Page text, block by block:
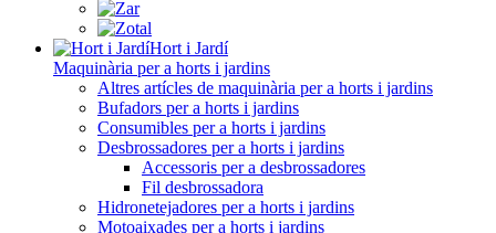
Hort i Jardí
Maquinària per a horts i jardins
Altres artícles de maquinària per a horts i jardins
Bufadors per a horts i jardins
Consumibles per a horts i jardins
Desbrossadores per a horts i jardins
Accessoris per a desbrossadores
Fil desbrossadora
Hidronetejadores per a horts i jardins
Motoaixades per a horts i jardins